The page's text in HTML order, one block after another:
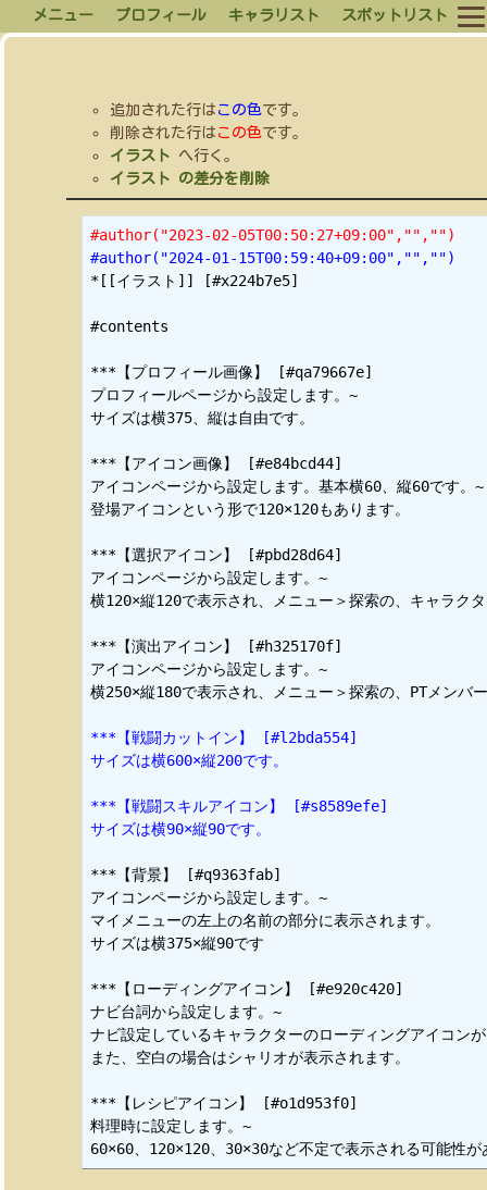
メニュー プロフィール キャラリスト スポットリスト
追加された行は この色です。
削除された行は この色です。
イラスト へ行く。
イラスト の差分を削除
#author("2023-02-05T00:50:27+09:00","","")
#author("2024-01-15T00:59:40+09:00","","")
*[[イラスト]] [#x224b7e5]
#contents
***【プロフィール画像】 [#qa79667e]
プロフィールページから設定します。~
サイズは横375、縦は自由です。
***【アイコン画像】 [#e84bcd44]
アイコンページから設定します。基本横60、縦60です。~
登場アイコンという形で120×120もあります。
***【選択アイコン】 [#pbd28d64]
アイコンページから設定します。~
***【演出アイコン】 [#h325170f]
アイコンページから設定します。~
横250×縦180で表示され、メニュー＞探索の、PTメンバ
***【戦闘カットイン】 [#l2bda554]
サイズは横600×縦200です。
***【戦闘スキルアイコン】 [#s8589efe]
サイズは横90×縦90です。
***【背景】 [#q9363fab]
アイコンページから設定します。~
マイメニューの左上の名前の部分に表示されます。
サイズは横375×縦90です
***【ローディングアイコン】 [#e920c420]
ナビ台詞から設定します。~
ナビ設定しているキャラクターのローディングアイコン
また、空白の場合はシャリオが表示されます。
***【レシピアイコン】 [#o1d953f0]
料理時に設定します。~